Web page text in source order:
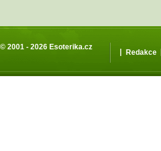
© 2001 - 2026 Esoterika.cz
| Redakce